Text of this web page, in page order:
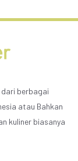
dari berbagai
atau Bahkan
kuliner biasanya